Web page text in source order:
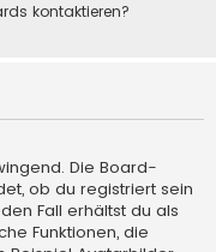
kontaktieren?
Die Board-
ob du registriert sein
Fall erhältst du als
Funktionen, die